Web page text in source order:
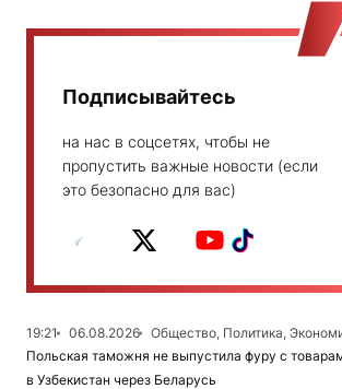
Подписывайтесь
на нас в соцсетях, чтобы не
пропустить важные новости (если
это безопасно для вас)
19:21 06.08.2026
Общество, Политика,
Польская таможня не выпустила фуру с
в Узбекистан через Беларусь